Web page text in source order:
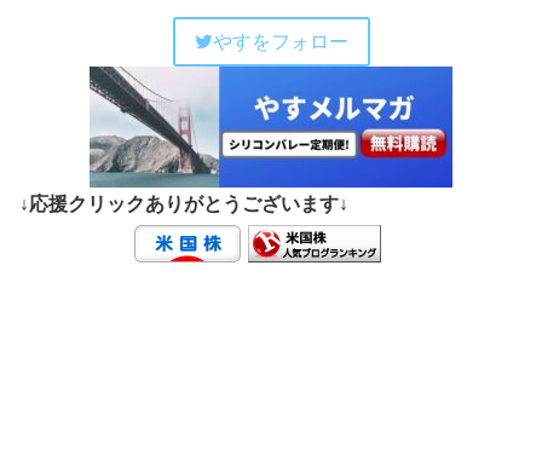
やすをフォロー
↓応援クリックありがとうございます↓